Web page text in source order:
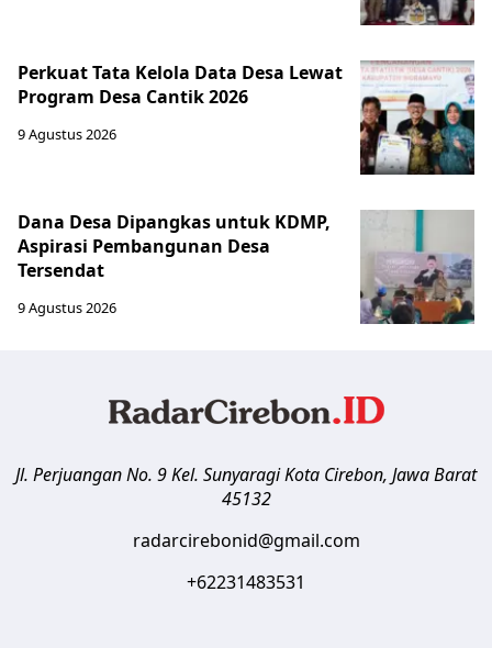
Perkuat Tata Kelola Data Desa Lewat
Program Desa Cantik 2026
9 Agustus 2026
Dana Desa Dipangkas untuk KDMP,
Aspirasi Pembangunan Desa
Tersendat
9 Agustus 2026
Jl. Perjuangan No. 9 Kel. SunyaragiKota Cirebon, Jawa Barat
45132
radarcirebonid@gmail.com
+62231483531